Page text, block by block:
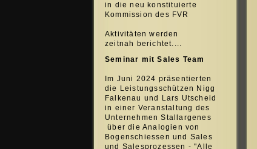
in die neu konstituierte
Kommission des FVR
Aktivitäten werden
zeitnah berichtet....
Seminar mit Sales Team
Im Juni 2024 präsentierten
die Leistungsschützen Nigg
Falkenau und Lars Utscheid
in einer Veranstaltung des
Unternehmen Stallargenes
über die Analogien von
Bogenschiessen und Sales
und Salesprozessen - "Alle